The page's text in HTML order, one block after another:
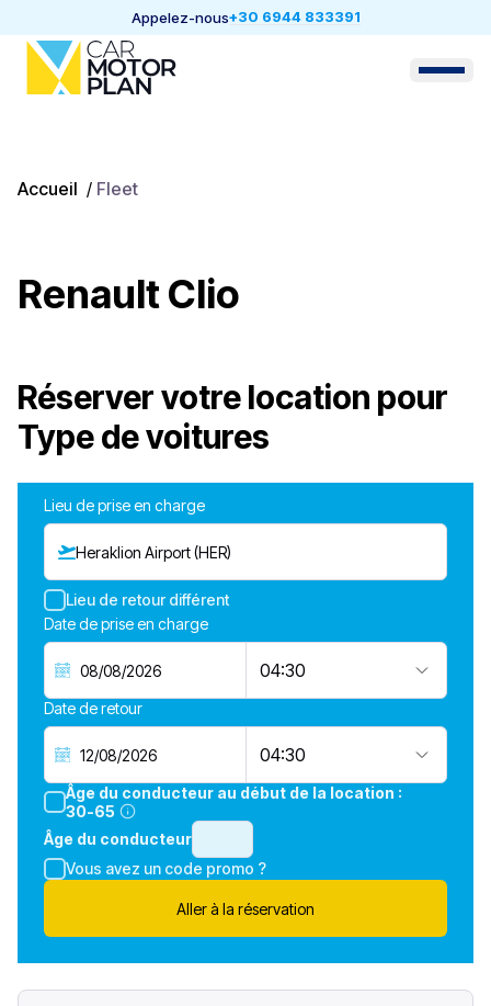
Appelez-nous+30 6944 833391
Accueil / Fleet
Renault Clio
Réserver votre location pour
Type de voitures
Lieu de prise en charge
Heraklion Airport (HER)
Lieu de retour différent
Date de prise en charge
04:30
Date de retour
04:30
Âge du conducteur au début de la location :
30-65
Âge du conducteur
Vous avez un code promo ?
Aller à la réservation